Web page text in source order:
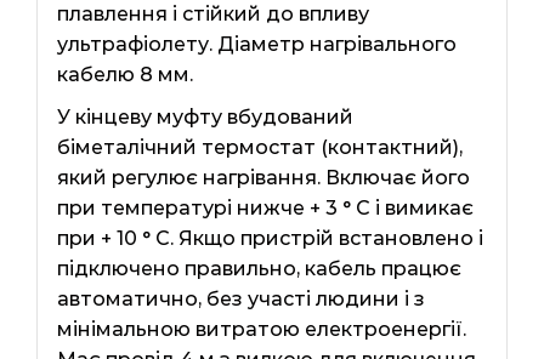
плавлення і стійкий до впливу
ультрафіолету. Діаметр нагрівального
кабелю 8 мм.
У кінцеву муфту вбудований
біметалічний термостат (контактний),
який регулює нагрівання. Включає його
при температурі нижче + 3 ° C і вимикає
при + 10 ° C. Якщо пристрій встановлено і
підключено правильно, кабель працює
автоматично, без участі людини і з
мінімальною витратою електроенергії.